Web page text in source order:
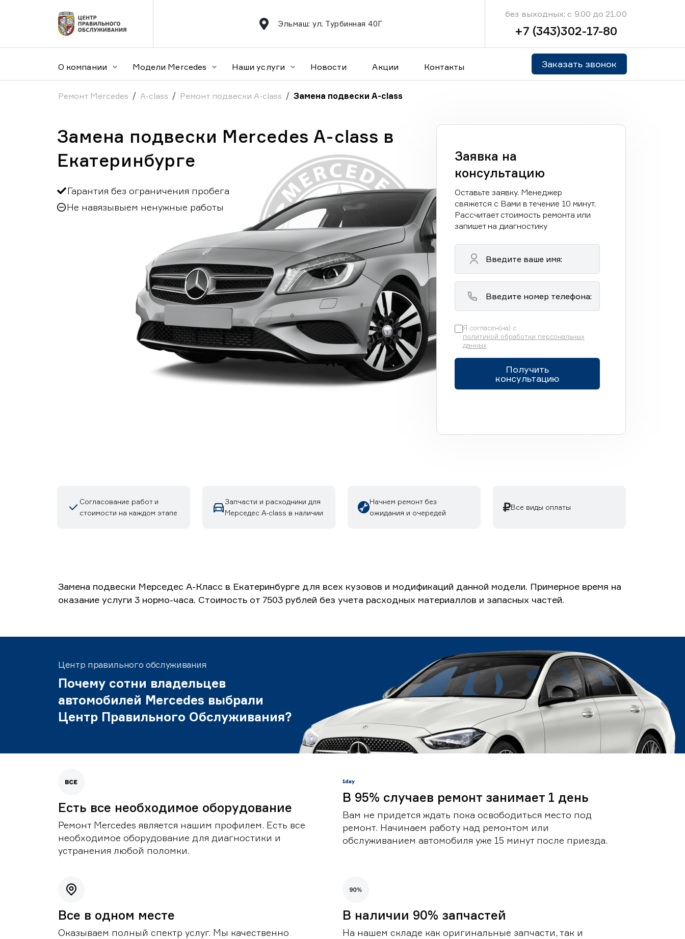
Эльмаш: ул. Турбинная 40Г
без выходных: с 9.00 до 21.00
+7 (343)302-17-80
О компании Модели Mercedes Наши услуги Новости Акции Контакты Заказать звонок
Ремонт Mercedes A-class Ремонт подвески A-class Замена подвески A-class
Замена подвески Mercedes A-class в
Екатеринбурге
Гарантия без ограничения пробега
Не навязывыем ненужные работы
Заявка на
консультацию
Оставьте заявку. Менеджер
свяжется с Вами в течение 10 минут.
Рассчитает стоимость ремонта или
запишет на диагностику
Я согласен(на) с
политикой обработки персональных
данных
Получить
консультацию
Согласование работ и
стоимости на каждом этапе
Запчасти и расходники для
Мерседес A-class в наличии
Начнем ремонт без
ожидания и очередей
Все виды оплаты
Замена подвески Мерседес А-Класс в Екатеринбурге для всех кузовов и модификаций данной модели. Примерное время на
оказание услуги 3 нормо-часа. Стоимость от 7503 рублей без учета расходных материаллов и запасных частей.
Центр правильного обслуживания
Почему сотни владельцев
автомобилей Mercedes выбрали
Центр Правильного Обслуживания?
Есть все необходимое оборудование
Ремонт Mercedes является нашим профилем. Есть все
необходимое оборудование для диагностики и
устранения любой поломки.
В 95% случаев ремонт занимает 1 день
Вам не придется ждать пока освободиться место под
ремонт. Начинаем работу над ремонтом или
обслуживанием автомобиля уже 15 минут после приезда.
Все в одном месте
Оказываем полный спектр услуг. Мы качественно
В наличии 90% запчастей
На нашем складе как оригинальные запчасти, так и